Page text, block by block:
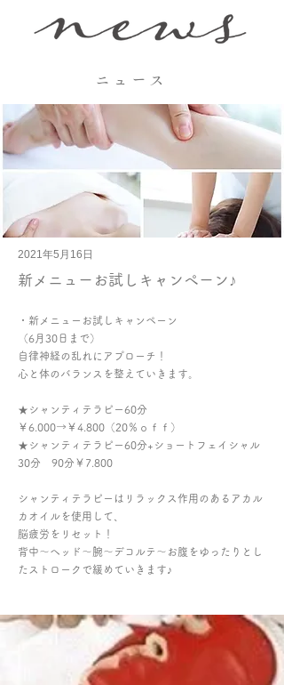
ニュース
2021年5月16日
新メニューお試しキャンペーン♪
・新メニューお試しキャンペーン
（6月30日まで）
自律神経の乱れにアプローチ！
心と体のバランスを整えていきます。
★シャンティテラピー60分
￥6.000→￥4.800（20％ｏｆｆ）
★シャンティテラピー60分+ショートフェイシャル
30分 90分￥7.800
シャンティテラピーはリラックス作用のあるアカル
カオイルを使用して、
脳疲労をリセット！
背中～ヘッド～腕～デコルテ～お腹をゆったりとし
たストロークで緩めていきます♪